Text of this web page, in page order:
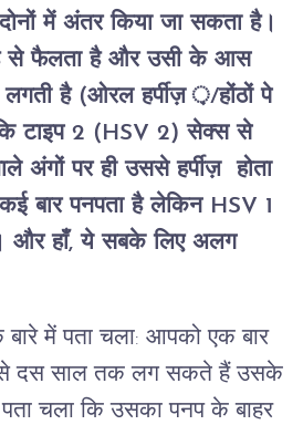
में अंतर किया जा सकता है।
से फैलता है और उसी के आस
लगती है (ओरल हर्पीज़ ़/होंठों पे
टाइप 2 (HSV 2) सेक्स से
अंगों पर ही उससे हर्पीज़ होता
बार पनपता है लेकिन HSV 1
और हाँ, ये सबके लिए अलग
में पता चला: आपको एक बार
से दस साल तक लग सकते हैं उसके
चला कि उसका पनप के बाहर